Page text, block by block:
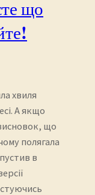
що
хвиля
А якщо
що
полягала
в